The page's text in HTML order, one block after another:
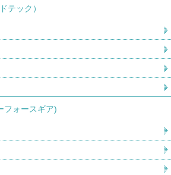
テック）
フォースギア)